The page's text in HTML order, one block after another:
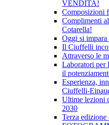
VENDITA!
Composizioni
Complimenti
Cotarella!
Oggi si impara
Il Ciuffelli
Attraverso le
Laboratori
il
Esperienza,
Ciuffelli-
Ultime lezioni
2030
Terza